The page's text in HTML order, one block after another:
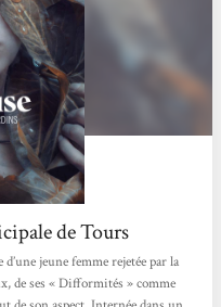
de Tours
jeune femme rejetée par la
de ses « Difformités » comme